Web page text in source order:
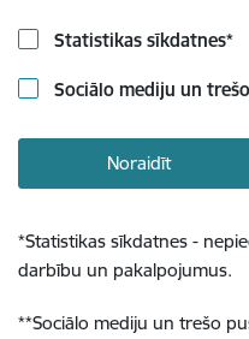
Statistikas sīkdatnes*
Sociālo mediju un
Noraidīt
*Statistikas sīkdatnes -
darbību un pakalpojumus.
**Sociālo mediju un trešo